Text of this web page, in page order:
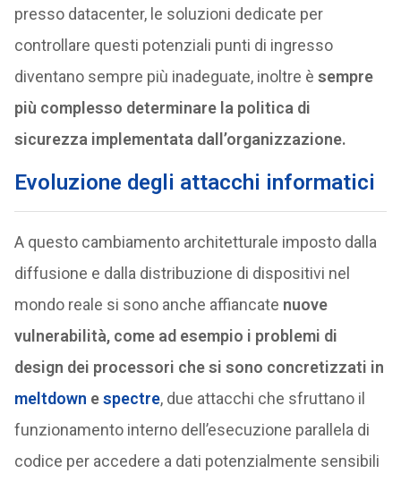
presso datacenter, le soluzioni dedicate per
controllare questi potenziali punti di ingresso
diventano sempre più inadeguate, inoltre è sempre
più complesso determinare la politica di
sicurezza implementata dall’organizzazione.
Evoluzione degli attacchi informatici
A questo cambiamento architetturale imposto dalla
diffusione e dalla distribuzione di dispositivi nel
mondo reale si sono anche affiancate nuove
vulnerabilità, come ad esempio i problemi di
design dei processori che si sono concretizzati in
meltdown espectre, due attacchi che sfruttano il
funzionamento interno dell’esecuzione parallela di
codice per accedere a dati potenzialmente sensibili